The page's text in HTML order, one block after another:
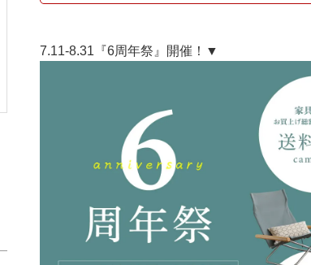
7.11-8.31『6周年祭』開催！▼